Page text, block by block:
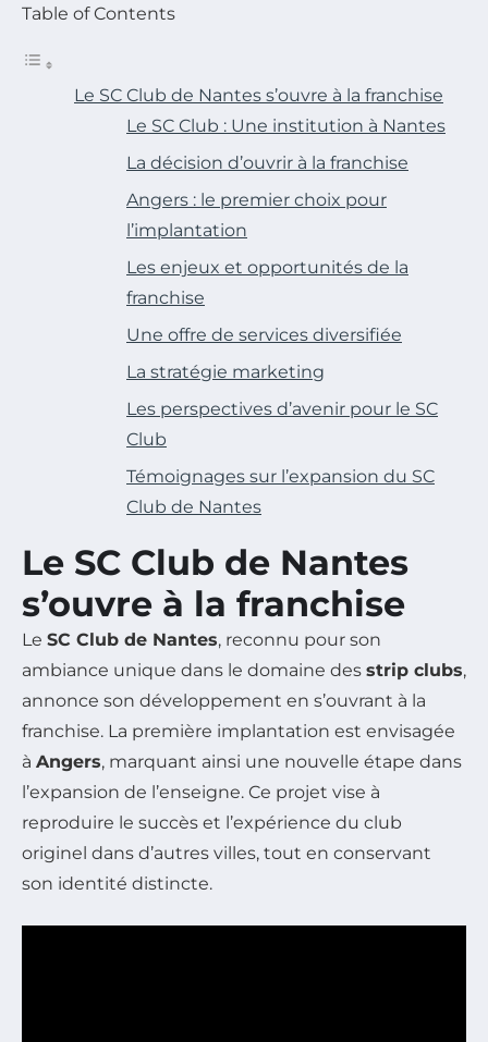
Table of Contents
Le SC Club de Nantes s’ouvre à la franchise
Le SC Club : Une institution à Nantes
La décision d’ouvrir à la franchise
Angers : le premier choix pour
l’implantation
Les enjeux et opportunités de la
franchise
Une offre de services diversifiée
La stratégie marketing
Les perspectives d’avenir pour le SC
Club
Témoignages sur l’expansion du SC
Club de Nantes
Le SC Club de Nantes
s’ouvre à la franchise
Le SC Club de Nantes, reconnu pour son
ambiance unique dans le domaine des strip clubs,
annonce son développement en s’ouvrant à la
franchise. La première implantation est envisagée
à Angers, marquant ainsi une nouvelle étape dans
l’expansion de l’enseigne. Ce projet vise à
reproduire le succès et l’expérience du club
originel dans d’autres villes, tout en conservant
son identité distincte.